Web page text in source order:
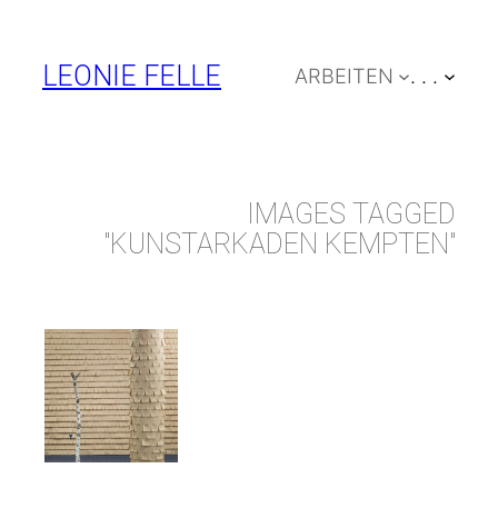
Inhalt
springen
LEONIE FELLE ARBEITEN . . .
IMAGES TAGGED
"KUNSTARKADEN KEMPTEN"